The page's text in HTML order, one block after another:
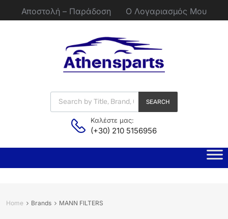
Αποστολή – Παράδοση Ο Λογαριασμός Μου
SEARCH
Καλέστε μας:
(+30) 210 5156956
Home Brands MANN FILTERS